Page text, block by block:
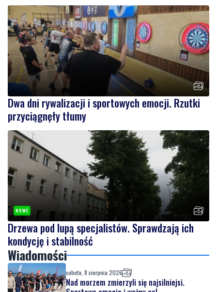
Dwa dni rywalizacji i sportowych emocji. Rzutki
przyciągnęły tłumy
NOWE
Drzewa pod lupą specjalistów. Sprawdzają ich
kondycję i stabilność
Wiadomości
sobota, 8 sierpnia 2026
Nad morzem zmierzyli się najsilniejsi.